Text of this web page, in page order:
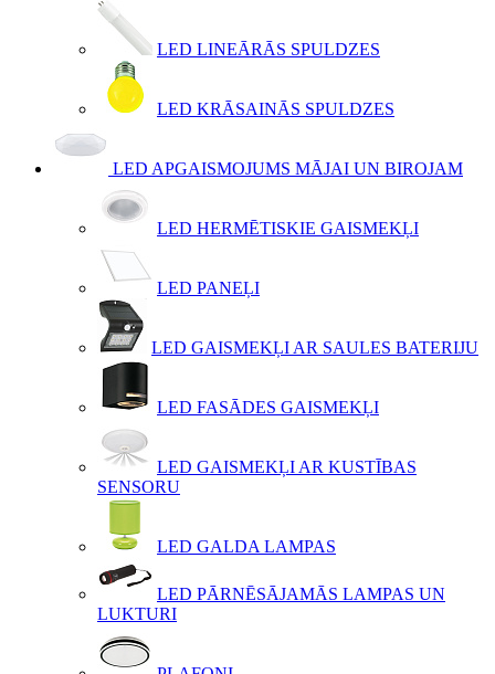
LED LINEĀRĀS SPULDZES
LED KRĀSAINĀS SPULDZES
LED APGAISMOJUMS MĀJAI UN BIROJAM
LED HERMĒTISKIE GAISMEKĻI
LED PANEĻI
LED GAISMEKĻI AR SAULES BATERIJU
LED FASĀDES GAISMEKĻI
LED GAISMEKĻI AR KUSTĪBAS
SENSORU
LED GALDA LAMPAS
LED PĀRNĒSĀJAMĀS LAMPAS UN
LUKTURI